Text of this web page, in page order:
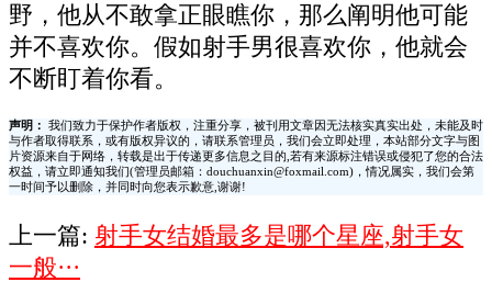
野，他从不敢拿正眼瞧你，那么阐明他可能
并不喜欢你。假如射手男很喜欢你，他就会
不断盯着你看。
声明：
我们致力于保护作者版权，注重分享，被刊用文章因无法核实真实出处，未能及时
与作者取得联系，或有版权异议的，请联系管理员，我们会立即处理，本站部分文字与图
片资源来自于网络，转载是出于传递更多信息之目的,若有来源标注错误或侵犯了您的合法
权益，请立即通知我们(管理员邮箱：douchuanxin@foxmail.com)，情况属实，我们会第
一时间予以删除，并同时向您表示歉意,谢谢!
上一篇: 射手女结婚最多是哪个星座,射手女
一般···